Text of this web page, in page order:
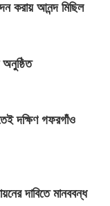
করায় আনন্দ মিছিল
অনুষ্ঠিত
দক্ষিণ গফরগাঁও
দাবিতে মানববন্ধ